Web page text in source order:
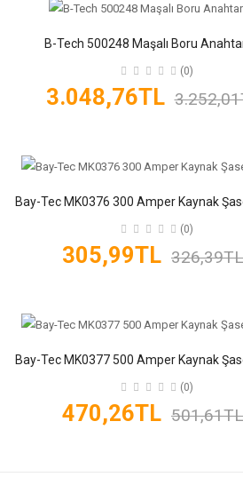
B-Tech 500248 Maşalı Boru
(0)
3.048,76TL
Bay-Tec MK0376 300 Amper Kaynak
(0)
305,99TL 326,39TL
Bay-Tec MK0377 500 Amper Kaynak
(0)
470,26TL 501,61TL